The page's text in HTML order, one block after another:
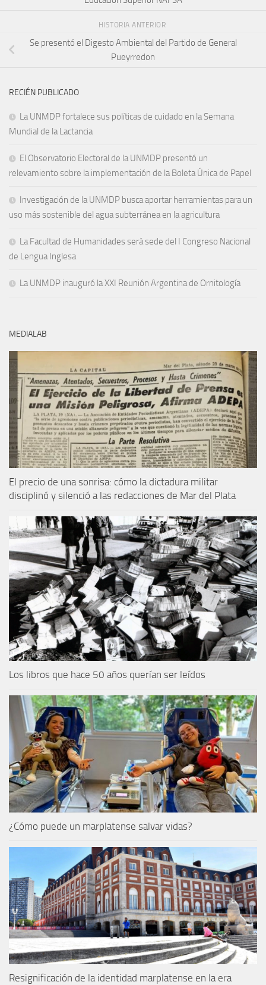
HISTORIA ANTERIOR
Se presentó el Digesto Ambiental del Partido de General
Pueyrredon
RECIÉN PUBLICADO
La UNMDP fortalece sus políticas de cuidado en la Semana
Mundial de la Lactancia
El Observatorio Electoral de la UNMDP presentó un
relevamiento sobre la implementación de la Boleta Única de Papel
Investigación de la UNMDP busca aportar herramientas para un
uso más sostenible del agua subterránea en la agricultura
La Facultad de Humanidades será sede del I Congreso Nacional
de Lengua Inglesa
La UNMDP inauguró la XXI Reunión Argentina de Ornitología
MEDIALAB
El precio de una sonrisa: cómo la dictadura militar
disciplinó y silenció a las redacciones de Mar del Plata
Los libros que hace 50 años querían ser leídos
¿Cómo puede un marplatense salvar vidas?
Resignificación de la identidad marplatense en la era